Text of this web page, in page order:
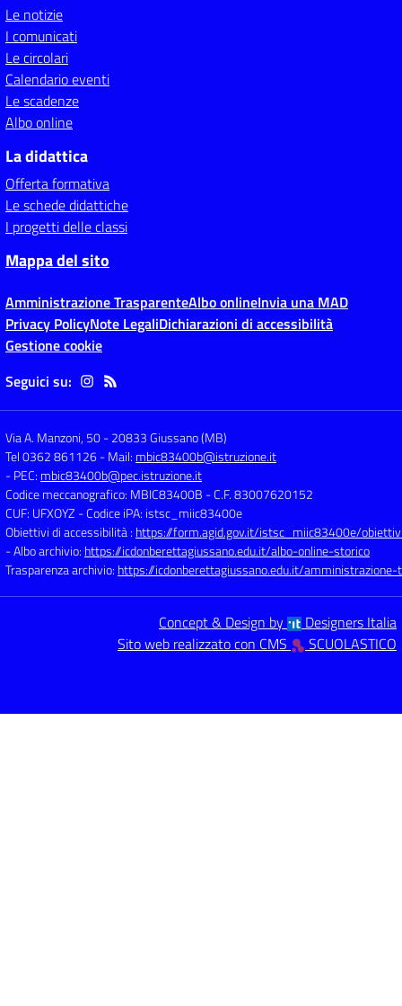
Le notizie
I comunicati
Le circolari
Calendario eventi
Le scadenze
Albo online
La didattica
Offerta formativa
Le schede didattiche
I progetti delle classi
Mappa del sito
Amministrazione TrasparenteAlbo onlineInvia una MAD
Privacy PolicyNote LegaliDichiarazioni di accessibilità
Gestione cookie
Seguici su:
Via A. Manzoni, 50-20833 Giussano (MB)
Tel 0362 861126- Mail: mbic83400b@istruzione.it
- PEC: mbic83400b@pec.istruzione.it
Codice meccanografico: MBIC83400B - C.F. 83007620152
CUF: UFXOYZ - Codice iPA: istsc_miic83400e
Obiettivi di accessibilità : https://form.agid.gov.it/istsc_miic83400e/
- Albo archivio: https://icdonberettagiussano.edu.it/albo-online-storico
Trasparenza archivio: https://icdonberettagiussano.edu.it/
Concept & Design by
Designers Italia
Sito web realizzato con CMS
SCUOLASTICO